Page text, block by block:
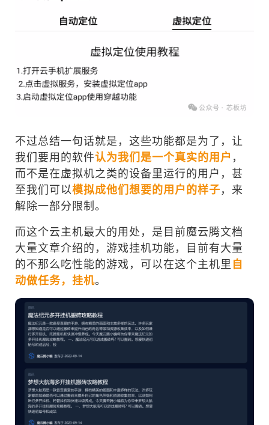
不过总结一句话就是，这些功能都是为了，让
我们要用的软件认为我们是一个真实的用户 ，
而不是在虚拟机之类的设备里运行的用户，甚
至我们可以模拟成他们想要的用户的样子，来
解除一部分限制。
而这个云主机最大的用处，是目前魔云腾文档
大量文章介绍的，游戏挂机功能，目前有大量
的不那么吃性能的游戏，可以在这个主机里 自
动做任务，挂机。